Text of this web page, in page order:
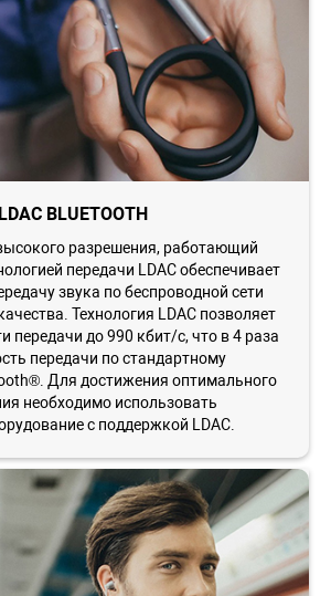
BLUETOOTH
разрешения, работающий
передачи LDAC обеспечивает
звука по беспроводной сети
Технология LDAC позволяет
передачи до 990 кбит/с, что в 4 раза
передачи по стандартному
Для достижения оптимального
необходимо использовать
с поддержкой LDAC.